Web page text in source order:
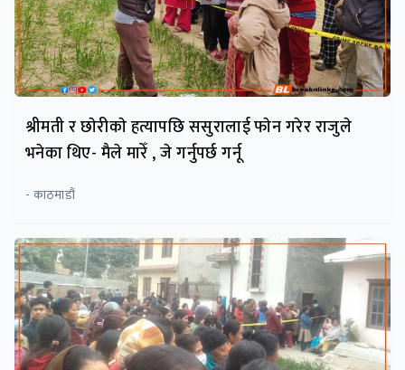
श्रीमती र छाेरीकाे हत्यापछि ससुरालाई फाेन गरेर राजुले
भनेका थिए- मैले मारेँ , जे गर्नुपर्छ गर्नू
- काठमाडौं